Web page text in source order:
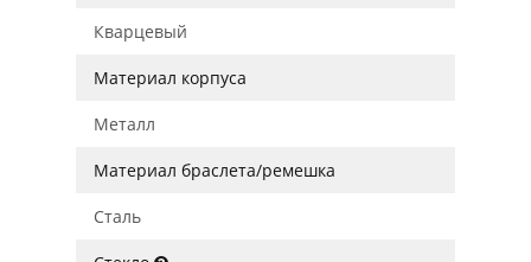
Кварцевый
Материал корпуса
Металл
Материал браслета/ремешка
Сталь